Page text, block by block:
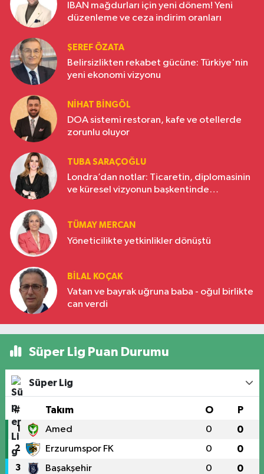
IBAN mağdurları için yeni dönem! Yeni
düzenleme ve ceza indirim oranları
ŞEREF ÖZATA
Belirsizlikten rekabet gücüne: Türkiye'nin
yeni ekonomi vizyonu
NIHAT BINGÖL
DOA sistemi restoran, kafe ve otellerde
zorunlu oluyor
TUBA SARAÇOĞLU
Londra’dan notlar: Ticaretin, diplomasinin
ve küresel vizyonun başkentinde
TÜMAY MERCAN
Yöneticilikte yetkinlikler dönüştü
BILAL KOÇAK
Vatan ve bayrak uğruna baba - oğul birlikte
can verdi
Süper Lig Puan Durumu
Süper Lig
# Takım O P
1 Amed 0 0
2 Erzurumspor FK 0 0
3 Başakşehir 0 0